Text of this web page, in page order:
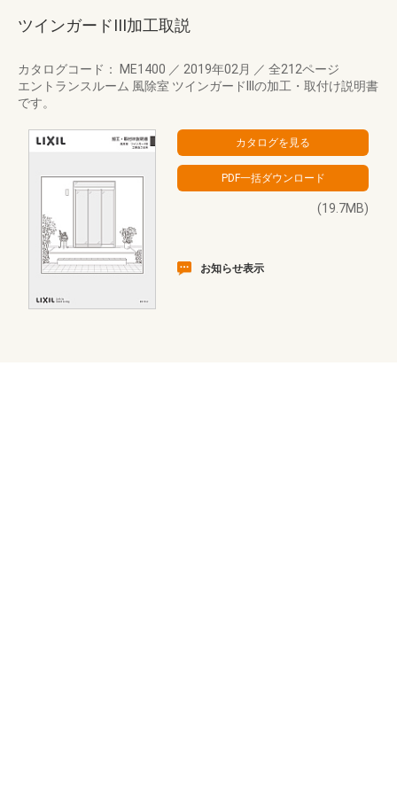
ツインガードIII加工取説
カタログコード： ME1400 ／ 2019年02月 ／ 全212ページ
エントランスルーム 風除室 ツインガードIIIの加工・取付け説明書
です。
(19.7MB)
お知らせ表示